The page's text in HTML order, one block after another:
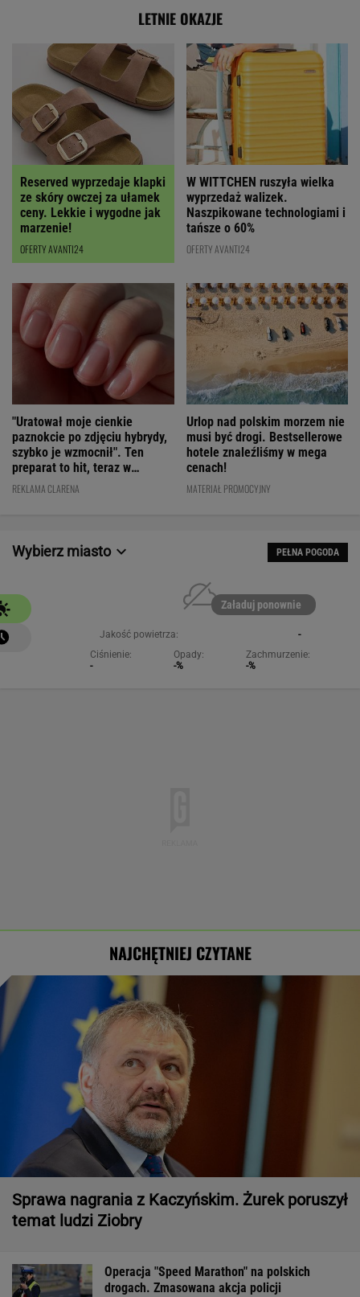
LETNIE OKAZJE
Reserved wyprzedaje klapki
ze skóry owczej za ułamek
ceny. Lekkie i wygodne jak
marzenie!
OFERTY AVANTI24
W WITTCHEN ruszyła wielka
wyprzedaż walizek.
Naszpikowane technologiami i
tańsze o 60%
OFERTY AVANTI24
"Uratował moje cienkie
paznokcie po zdjęciu hybrydy,
szybko je wzmocnił". Ten
preparat to hit, teraz w
świetnej cenie
REKLAMA CLARENA
Urlop nad polskim morzem nie
musi być drogi. Bestsellerowe
hotele znaleźliśmy w mega
cenach!
MATERIAŁ PROMOCYJNY
Wybierz miasto PEŁNA POGODA
Załaduj ponownie
Jakość powietrza:
-
Ciśnienie:
-
Opady:
-%
Zachmurzenie:
-%
NAJCHĘTNIEJ CZYTANE
Sprawa nagrania z Kaczyńskim. Żurek poruszył
temat ludzi Ziobry
Operacja "Speed Marathon" na polskich
drogach. Zmasowana akcja policji